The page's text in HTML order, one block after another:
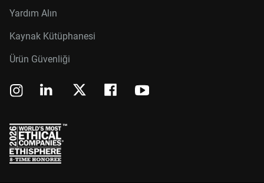
Yardım Alın
Kaynak Kütüphanesi
Ürün Güvenliği